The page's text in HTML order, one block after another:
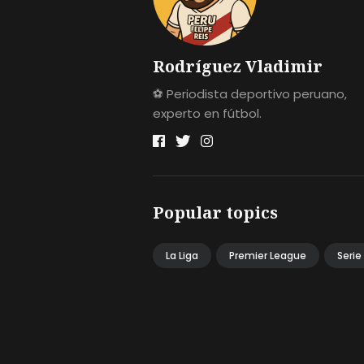
Rodríguez Vladimir
⚽ Periodista deportivo peruano,
experto en fútbol.
Popular topics
La Liga Premier League Serie